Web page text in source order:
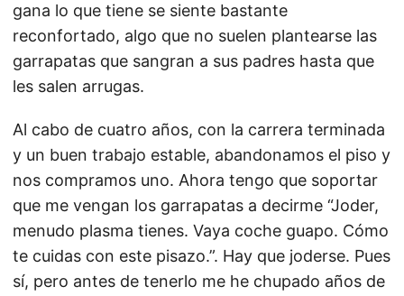
gana lo que tiene se siente bastante
reconfortado, algo que no suelen plantearse las
garrapatas que sangran a sus padres hasta que
les salen arrugas.
Al cabo de cuatro años, con la carrera terminada
y un buen trabajo estable, abandonamos el piso y
nos compramos uno. Ahora tengo que soportar
que me vengan los garrapatas a decirme “Joder,
menudo plasma tienes. Vaya coche guapo. Cómo
te cuidas con este pisazo.”. Hay que joderse. Pues
sí, pero antes de tenerlo me he chupado años de